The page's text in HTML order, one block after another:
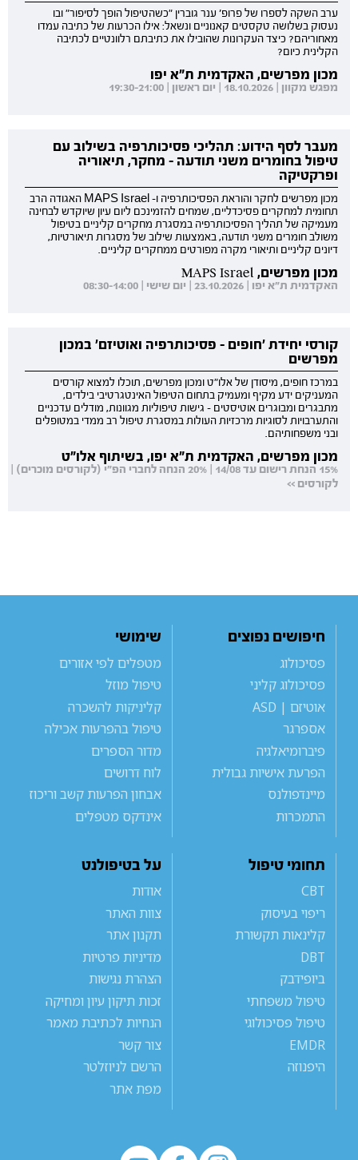
ערב השקה לספרו של פרופ' ענר גוברין "כשהטיפול הופך לסיפור" ובו
נעסוק בשלושה טקסטים קאנוניים ונשאל: אילו הכרעות של כתיבה עמדו
מאחוריהם? כיצד העקרונות שהובילו את כתיבתם רלוונטיים לכתיבה
הקלינית כיום?
מכון מפרשים, האקדמית ת"א יפו
מפגש מקוון | 18.10.2026 | יום ראשון | 19:30-21:00
מעבר לסף הידוע: תהליכי פסיכותרפיה בשילוב עם
טיפול בחומרים משני תודעה - מחקר, תיאוריה
ופרקטיקה
מכון מפרשים לחקר והוראת הפסיכותרפיה ו- MAPS Israel האגודה הרב
תחומית למחקרים פסיכדליים, שמחים להזמינכם ליום עיון שיוקדש לבחינה
מעמיקה של תהליך הפסיכותרפיה במסגרת מחקרים קליניים בטיפול
משולב חומרים משני תודעה, באמצעות שילוב של מסגרות תיאורטיות,
דיונים קליניים ותיאורי מקרה מפורטים ממחקרים קליניים.
מכון מפרשים, MAPS Israel
האקדמית ת"א יפו | 23.10.2026 | יום שישי | 08:30-14:00
קורסי יחידת 'חופים - פסיכותרפיה ואוטיזם' במכון
מפרשים
במרכז חופים, מיסודן של אלו"ט ומכון מפרשים, תוכלו למצוא קורסים
המעניקים ידע מקיף ומעמיק בתחום הטיפול האינטגרטיבי בילדים,
מתבגרים ומבוגרים אוטיסטים - גישות טיפוליות מגוונות, מודלים עדכניים
והתערבויות לסוגיות מרכזיות העולות במסגרת טיפול רב ממדי במטופלים
ובני משפחותיהם.
מכון מפרשים, האקדמית ת"א יפו, בשיתוף אלו"ט
15% הנחת רישום עד 14/08 | 20% הנחה לחברי הפ"י (לקורסים מוכרים) |
לקורסים >>
חיפושים נפוצים
פסיכולוג
פסיכולוג קליני
אוטיזם | ASD
אספרגר
פיברומיאלגיה
הפרעת אישיות גבולית
מיינדפולנס
התמכרות
שימושי
מטפלים לפי אזורים
טיפול מוזל
קליניקות להשכרה
טיפול בהפרעות אכילה
מדור הספרים
לוח דרושים
אבחון הפרעות קשב וריכוז
אינדקס מטפלים
תחומי טיפול
CBT
ריפוי בעיסוק
קלינאות תקשורת
DBT
ביופידבק
טיפול משפחתי
טיפול פסיכולוגי
EMDR
היפנוזה
על בטיפולנט
אודות
צוות האתר
תקנון אתר
מדיניות פרטיות
הצהרת נגישות
זכות תיקון עיון ומחיקה
הנחיות לכתיבת מאמר
צור קשר
הרשם לניוזלטר
מפת אתר